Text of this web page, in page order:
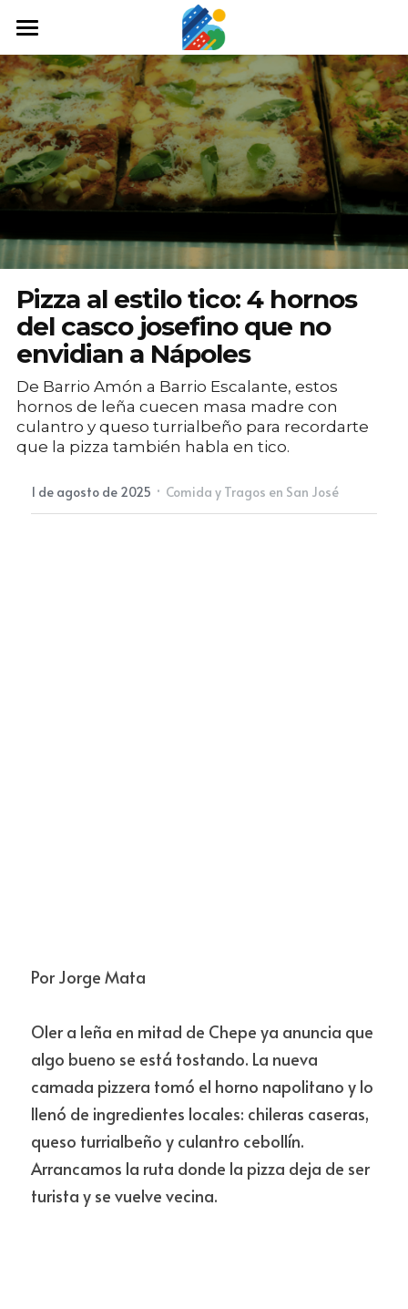
Home
Qué hacer
Arte y cultura
Cine y TV
Tours desde San José
Museos
Buscar
Pizza al estilo tico: 4 hornos
del casco josefino que no
envidian a Nápoles
De Barrio Amón a Barrio Escalante, estos
hornos de leña cuecen masa madre con
culantro y queso turrialbeño para recordarte
que la pizza también habla en tico.
1 de agosto de 2025 · Comida y Tragos en San José
Por Jorge Mata
Oler a leña en mitad de Chepe ya anuncia que
algo bueno se está tostando. La nueva
camada pizzera tomó el horno napolitano y lo
llenó de ingredientes locales: chileras caseras,
queso turrialbeño y culantro cebollín.
Arrancamos la ruta donde la pizza deja de ser
turista y se vuelve vecina.